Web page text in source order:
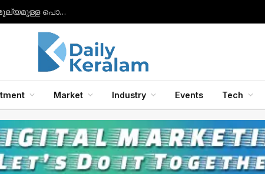
Market Industry Events Tech